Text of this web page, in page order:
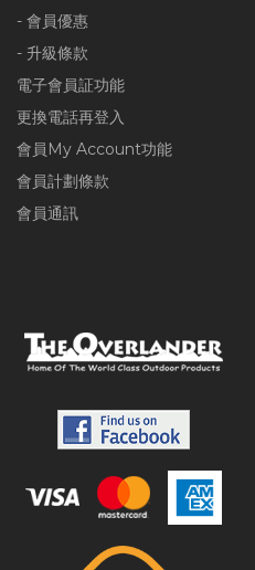
- 會員優惠
- 升級條款
電子會員証功能
更換電話再登入
會員My Account功能
會員計劃條款
會員通訊